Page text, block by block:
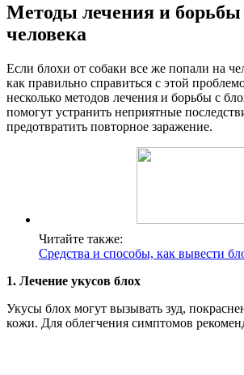
Методы лечения и борьбы
человека
Если блохи от собаки все же попали на
как правильно справиться с этой
несколько методов лечения и борьбы с
помогут устранить неприятные
предотвратить повторное заражение.
Читайте также:
Средства и способы, как вывести
1. Лечение укусов блох
Укусы блох могут вызывать зуд,
кожи. Для облегчения симптомов